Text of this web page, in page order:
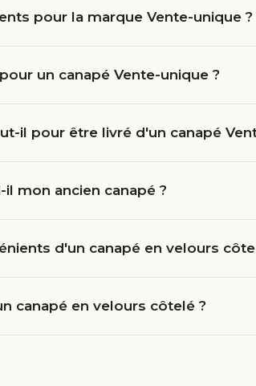
pour la marque Vente-unique ?
un canapé Vente-unique ?
il pour être livré d'un canapé
mon ancien canapé ?
d'un canapé en velours
canapé en velours côtelé ?